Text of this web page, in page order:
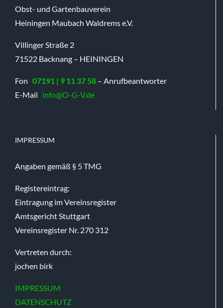
Obst- und Gartenbauverein
Heiningen Maubach Waldrems e.V.
Villinger Straße 2
71522 Backnang – HEININGEN
Fon 07191 | 9 11 37 58 – Anrufbeantworter
E-Mail info@O-G-V.de
IMPRESSUM
Angaben gemäß § 5 TMG
Registereintrag:
Eintragung im Vereinsregister
Amtsgericht Stuttgart
Vereinsregister Nr. 270 312
Vertreten durch:
jochen birk
IMPRESSUM
DATENSCHUTZ